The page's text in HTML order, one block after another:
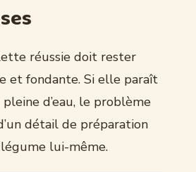
réussie doit rester
et fondante. Si elle paraît
d’eau, le problème
détail de préparation
lui-même.